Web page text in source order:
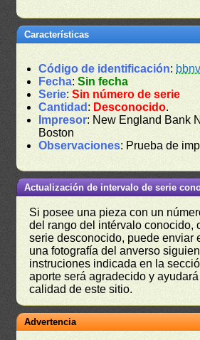
Características
Código de identificación:
Fecha:Sin fecha
Serie:Sin número de serie
Cantidad : Desconocido.
Impresor: New England Bank
Boston
Observaciones: Prueba de
Actualización de intervalo de serie
Si posee una pieza con un
del rango del intérvalo conocido,
serie desconocido, puede enviar
una fotografía del anverso
instruciones indicada en la
aporte será agradecido y
calidad de este sitio.
Advertencia